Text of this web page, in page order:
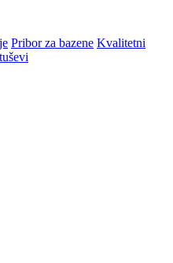
Pribor za bazene Kvalitetni